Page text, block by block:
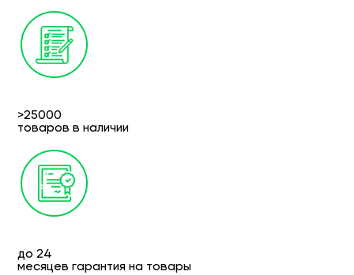
>25000
товаров в наличии
до 24
месяцев гарантия на товары